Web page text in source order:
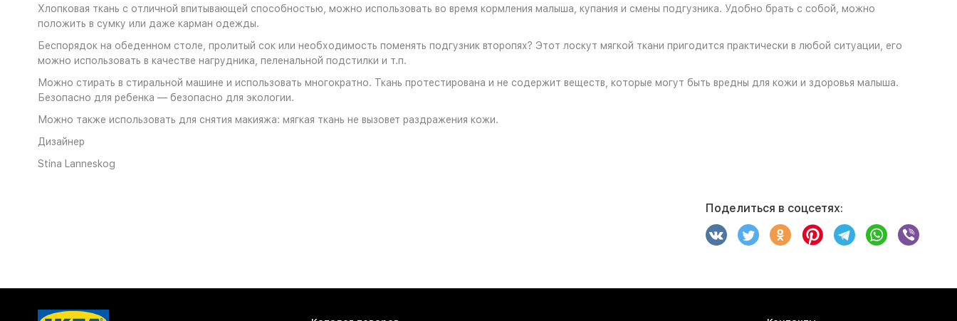
Хлопковая ткань с отличной впитывающей способностью, можно использовать во время кормления малыша, купания и смены подгузника. Удобно брать с собой, можно
положить в сумку или даже карман одежды.
Беспорядок на обеденном столе, пролитый сок или необходимость поменять подгузник второпях? Этот лоскут мягкой ткани пригодится практически в любой ситуации, его
можно использовать в качестве нагрудника, пеленальной подстилки и т.п.
Можно стирать в стиральной машине и использовать многократно. Ткань протестирована и не содержит веществ, которые могут быть вредны для кожи и здоровья малыша.
Безопасно для ребенка — безопасно для экологии.
Можно также использовать для снятия макияжа: мягкая ткань не вызовет раздражения кожи.
Дизайнер
Stina Lanneskog
Поделиться в соцсетях: